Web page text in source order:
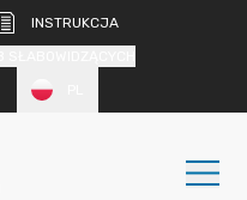
INSTRUKCJA